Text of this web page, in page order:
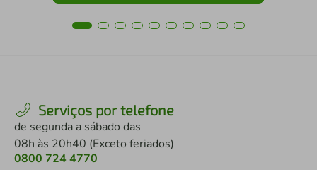
Serviços por telefone
de segunda a sábado das
08h às 20h40 (Exceto feriados)
0800 724 4770